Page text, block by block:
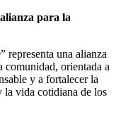
para la
representa una alianza
comunidad, orientada a
y a fortalecer la
la vida cotidiana de los